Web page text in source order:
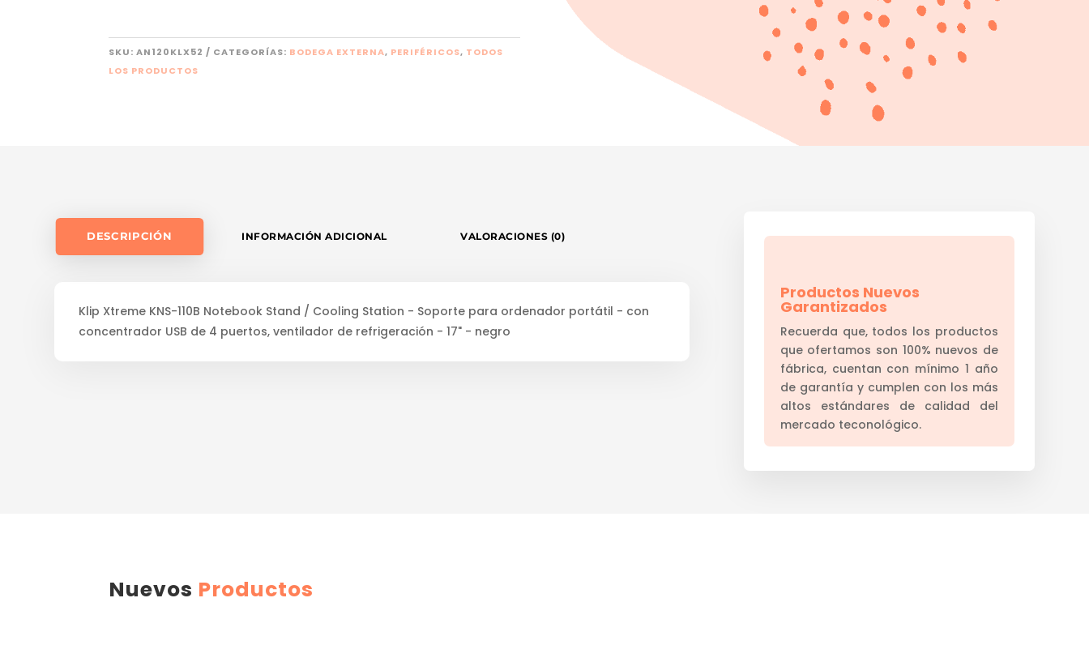
STAND
SKU:AN120KLX52 CATEGORÍAS: BODEGA EXTERNA, PERIFÉRICOS, TODOS
LOS PRODUCTOS
DESCRIPCIÓN INFORMACIÓN ADICIONAL VALORACIONES (0)
Klip Xtreme KNS-110B Notebook Stand / Cooling Station - Soporte para ordenador portátil - con
concentrador USB de 4 puertos, ventilador de refrigeración - 17" - negro
Productos Nuevos
Garantizados
Recuerda que, todos los productos
que ofertamos son 100% nuevos de
fábrica, cuentan con mínimo 1 año
de garantía y cumplen con los más
altos estándares de calidad del
mercado teconológico.
Nuevos Productos